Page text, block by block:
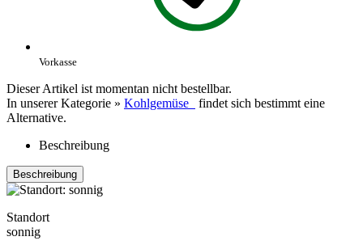
Vorkasse
Dieser Artikel ist momentan nicht bestellbar.
In unserer Kategorie » Kohlgemüse
findet sich bestimmt eine
Alternative.
Beschreibung
Beschreibung
Standort
sonnig